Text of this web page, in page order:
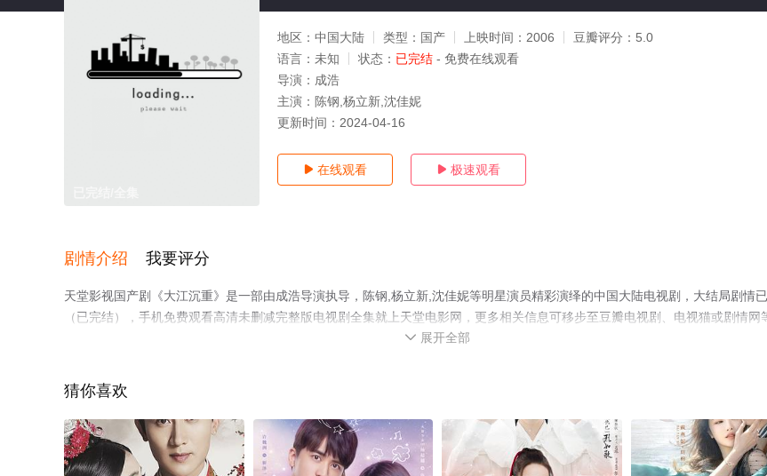
地区： 中国大陆 类型： 国产 上映时间： 2006 豆瓣评分： 5.0
语言： 未知 状态： 已完结 - 免费在线观看
导演： 成浩
主演： 陈钢,杨立新,沈佳妮
更新时间： 2024-04-16
 在线观看  极速观看
剧情介绍 我要评分
天堂影视国产剧《大江沉重》是一部由成浩导演执导，陈钢,杨立新,沈佳妮等明星演员精彩演绎的中国大陆电视剧，大结局剧情
（已完结），手机免费观看高清未删减完整版电视剧全集就上天堂电影网，更多相关信息可移步至豆瓣电视剧、电视猫或剧情网
 展开全部
猜你喜欢